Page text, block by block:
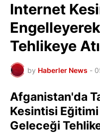
Internet
Tehlikeye
by Haberler News -
Afganistan'da
Kesintisi
Geleceği